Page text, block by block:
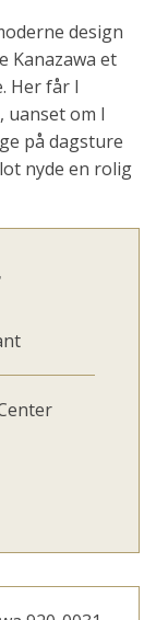
design
Kanazawa et
Her får I
uanset om I
på dagsture
nyde en rolig